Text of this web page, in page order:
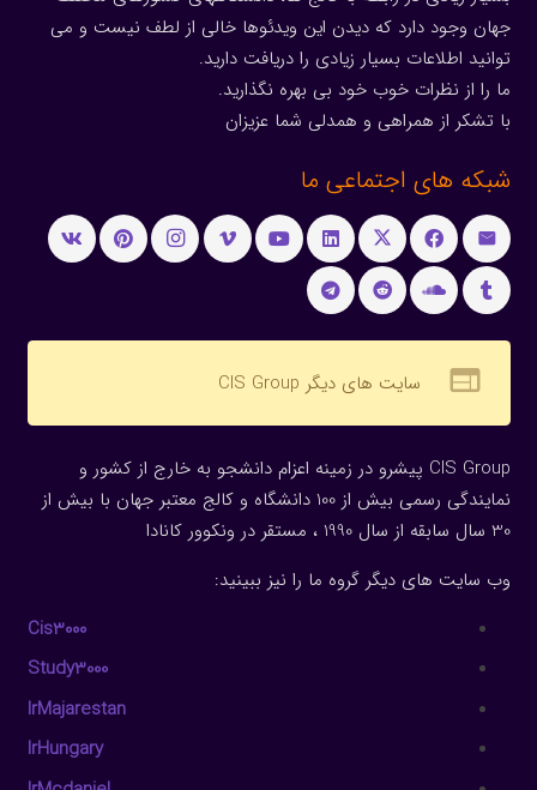
جهان وجود دارد که دیدن این ویدئوها خالی از لطف نیست و می
توانید اطلاعات بسیار زیادی را دریافت دارید.
ما را از نظرات خوب خود بی بهره نگذارید.
با تشکر از همراهی و همدلی شما عزیزان
شبکه های اجتماعی ما
web سایت های دیگر CIS Group
CIS Group پیشرو در زمینه اعزام دانشجو به خارج از کشور و
نمایندگی رسمی بیش از 100 دانشگاه و کالج معتبر جهان با بیش از
30 سال سابقه از سال 1990 ، مستقر در ونکوور کانادا
وب سایت های دیگر گروه ما را نیز ببینید:
Cis3000
Study3000
IrMajarestan
IrHungary